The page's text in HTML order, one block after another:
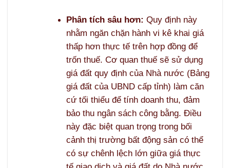
Phân tích sâu hơn: Quy định này
nhằm ngăn chặn hành vi kê khai giá
thấp hơn thực tế trên hợp đồng để
trốn thuế. Cơ quan thuế sẽ sử dụng
giá đất quy định của Nhà nước (Bảng
giá đất của UBND cấp tỉnh) làm căn
cứ tối thiểu để tính doanh thu, đảm
bảo thu ngân sách công bằng. Điều
này đặc biệt quan trọng trong bối
cảnh thị trường bất động sản có thể
có sự chênh lệch lớn giữa giá thực